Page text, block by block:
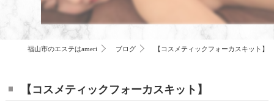
福山市のエステはameri ブログ 【コスメティックフォーカスキット】
【コスメティックフォーカスキット】